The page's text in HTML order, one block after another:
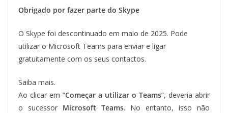
Obrigado por fazer parte do Skype
O Skype foi descontinuado em maio de 2025. Pode
utilizar o Microsoft Teams para enviar e ligar
gratuitamente com os seus contactos.
Saiba mais.
Ao clicar em “Começar a utilizar o Teams“, deveria abrir
o sucessor Microsoft Teams. No entanto, isso não